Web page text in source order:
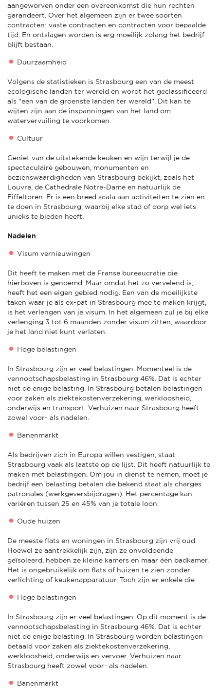
aangeworven onder een overeenkomst die hun rechten
garandeert. Over het algemeen zijn er twee soorten
contracten: vaste contracten en contracten voor bepaalde
tijd. En ontslagen worden is erg moeilijk zolang het bedrijf
blijft bestaan.
Duurzaamheid
Volgens de statistieken is Strasbourg een van de meest
ecologische landen ter wereld en wordt het geclassificeerd
als "een van de groenste landen ter wereld". Dit kan te
wijten zijn aan de inspanningen van het land om
watervervuiling te voorkomen.
Cultuur
Geniet van de uitstekende keuken en wijn terwijl je de
spectaculaire gebouwen, monumenten en
bezienswaardigheden van Strasbourg bekijkt, zoals het
Louvre, de Cathedrale Notre-Dame en natuurlijk de
Eiffeltoren. Er is een breed scala aan activiteiten te zien en
te doen in Strasbourg, waarbij elke stad of dorp wel iets
unieks te bieden heeft.
Nadelen:
Visum vernieuwingen
Dit heeft te maken met de Franse bureaucratie die
hierboven is genoemd. Maar omdat het zo vervelend is,
heeft het een eigen gebied nodig. Een van de moeilijkste
taken waar je als ex-pat in Strasbourg mee te maken krijgt,
is het verlengen van je visum. In het algemeen zul je bij elke
verlenging 3 tot 6 maanden zonder visum zitten, waardoor
je het land niet kunt verlaten.
Hoge belastingen
In Strasbourg zijn er veel belastingen. Momenteel is de
vennootschapsbelasting in Strasbourg 46%. Dat is echter
niet de enige belasting. In Strasbourg betalen belastingen
voor zaken als ziektekostenverzekering, werkloosheid,
onderwijs en transport. Verhuizen naar Strasbourg heeft
zowel voor- als nadelen.
Banenmarkt
Als bedrijven zich in Europa willen vestigen, staat
Strasbourg vaak als laatste op de lijst. Dit heeft natuurlijk te
maken met belastingen. Om jou in dienst te nemen, moet je
bedrijf een belasting betalen die bekend staat als charges
patronales (werkgeversbijdragen). Het percentage kan
variëren tussen 25 en 45% van je totale loon.
Oude huizen
De meeste flats en woningen in Strasbourg zijn vrij oud.
Hoewel ze aantrekkelijk zijn, zijn ze onvoldoende
geïsoleerd, hebben ze kleine kamers en maar één badkamer.
Het is ongebruikelijk om flats of huizen te zien zonder
verlichting of keukenapparatuur. Toch zijn er enkele die
Hoge belastingen
In Strasbourg zijn er veel belastingen. Op dit moment is de
vennootschapsbelasting in Strasbourg 46%. Dat is echter
niet de enige belasting. In Strasbourg worden belastingen
betaald voor zaken als ziektekostenverzekering,
werkloosheid, onderwijs en vervoer. Verhuizen naar
Strasbourg heeft zowel voor- als nadelen.
Banenmarkt